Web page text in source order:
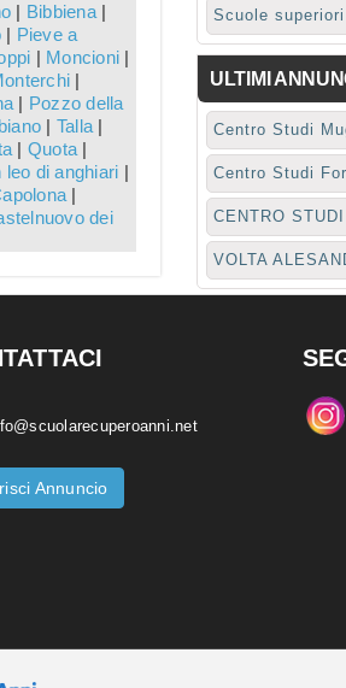
| Bibbiena|
| Pieve a
| Moncioni |
|
| Pozzo della
| Talla |
| Quota |
leo di anghiari |
|
dei
Scuole superiori
ULTIMI
Centro Studi
Centro Studi
CENTRO
VOLTA
Annuncio